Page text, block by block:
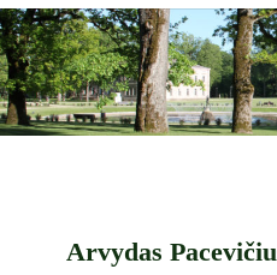
Arvydas